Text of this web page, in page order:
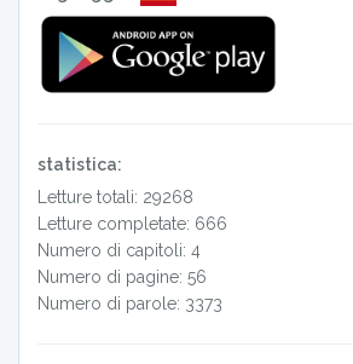
statistica:
Letture totali: 29268
Letture completate: 666
Numero di capitoli: 4
Numero di pagine: 56
Numero di parole: 3373